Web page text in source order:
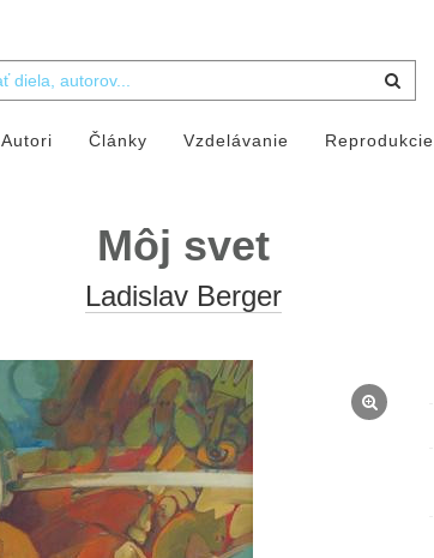
Autori Články Vzdelávanie Reprodukcie
Môj svet
Ladislav Berger